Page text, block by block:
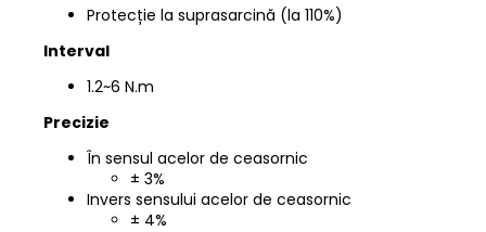
Protecție la suprasarcină (la 110%)
Interval
1.2~6 N.m
Precizie
În sensul acelor de ceasornic
± 3%
Invers sensului acelor de ceasornic
± 4%